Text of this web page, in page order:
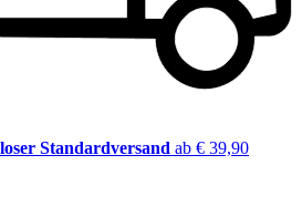
Standardversand ab € 39,90